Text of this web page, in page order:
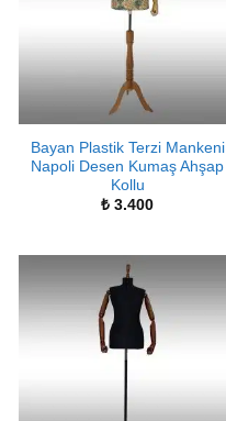
Bayan Plastik Terzi Mankeni
Napoli Desen Kumaş Ahşap
Kollu
₺ 3.400